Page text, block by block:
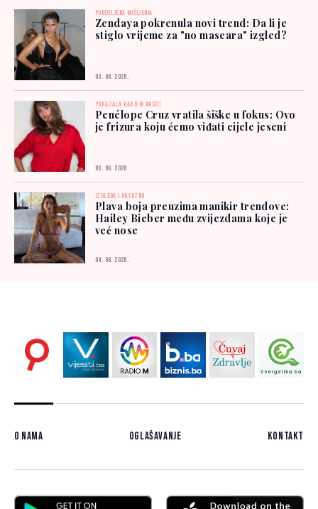
PODIJELJENA MIŠLJENJA
Zendaya pokrenula novi trend: Da li je
stiglo vrijeme za "no mascara" izgled?
03. 08. 2026.
POKAZALA KAKO IH NOSITI
Penélope Cruz vratila šiške u fokus: Ovo
je frizura koju ćemo viđati cijele jeseni
03. 08. 2026.
IZGLEDA LUKSUZNO
Plava boja preuzima manikir trendove:
Hailey Bieber među zvijezdama koje je
već nose
04. 08. 2026.
O nama Oglašavanje Kontakt